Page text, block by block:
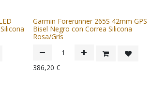
Garmin Forerunner 265S 42mm GPS
Bisel Negro con Correa Silicona
Rosa/Gris
386,20 €